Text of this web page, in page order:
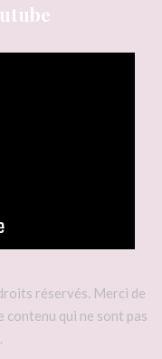
réservés. Merci de
qui ne sont pas